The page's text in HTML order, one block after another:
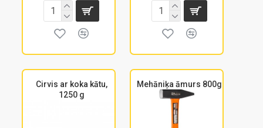
Cirvis ar koka kātu,
1250 g
Mehāniķa āmurs 800g